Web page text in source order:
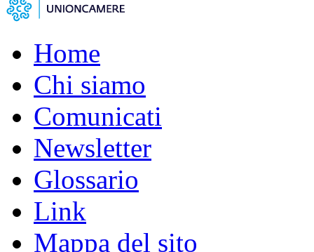
Home
Chi siamo
Comunicati
Newsletter
Glossario
Link
Mappa del sito